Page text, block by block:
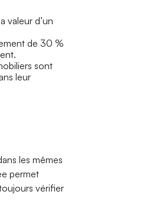
valeur d’un
de 30 %
sont
leur
les mêmes
permet
vérifier